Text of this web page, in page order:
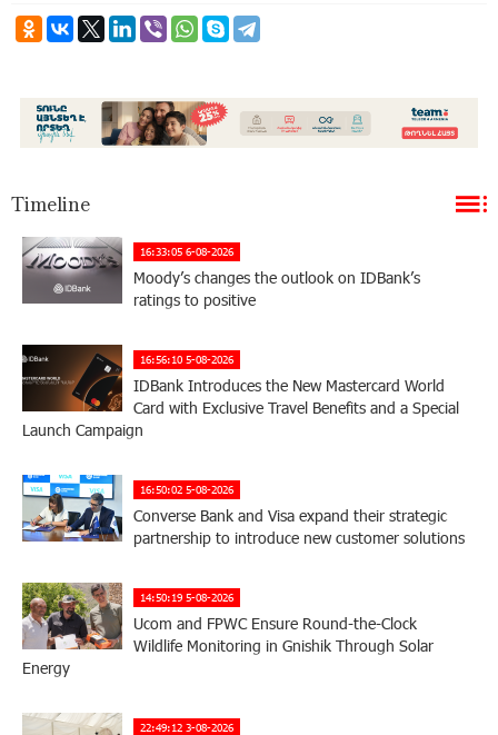
Timeline
16:33:05 6-08-2026
Moody’s changes the outlook on IDBank’s
ratings to positive
16:56:10 5-08-2026
IDBank Introduces the New Mastercard World
Card with Exclusive Travel Benefits and a Special
Launch Campaign
16:50:02 5-08-2026
Converse Bank and Visa expand their strategic
partnership to introduce new customer solutions
14:50:19 5-08-2026
Ucom and FPWC Ensure Round-the-Clock
Wildlife Monitoring in Gnishik Through Solar
Energy
22:49:12 3-08-2026